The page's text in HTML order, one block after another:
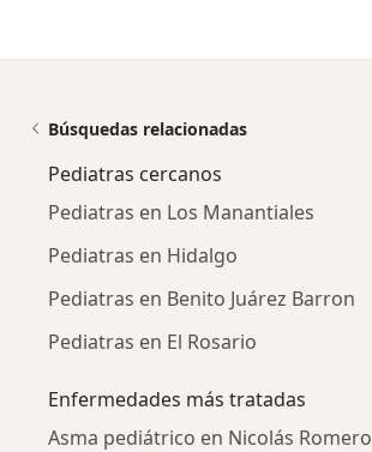
Búsquedas relacionadas
Pediatras cercanos
Pediatras en Los Manantiales
Pediatras en Hidalgo
Pediatras en Benito Juárez Barron
Pediatras en El Rosario
Enfermedades más tratadas
Asma pediátrico en Nicolás Romero